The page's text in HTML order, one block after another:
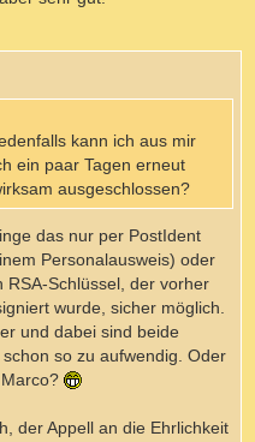
kann ich aus mir
ein paar Tagen erneut
ausgeschlossen?
das nur per PostIdent
Personalausweis) oder
RSA-Schlüssel, der vorher
wurde, sicher möglich.
und dabei sind beide
so zu aufwendig. Oder
der Appell an die Ehrlichkeit